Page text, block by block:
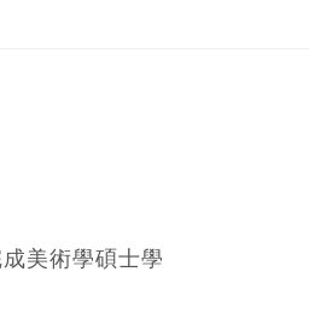
美術學碩士學